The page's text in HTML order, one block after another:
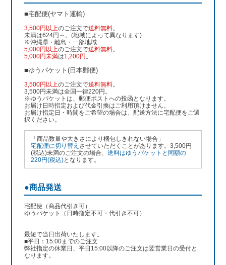
■宅配便(ヤマト運輸)
3,500円以上のご注文で送料無料。
未満は624円～。(地域によって異なります)
※沖縄県・離島・一部地域
5,000円以上のご注文で送料無料。
5,000円未満は1,200円。
■ゆうパケット(日本郵便)
3,500円以上のご注文で送料無料。
3,500円未満は全国一律220円。
※ゆうパケットは、郵便ポストへの投函となります。
お届け日時指定および代金引換はご利用頂けません。
お届け指定日・時間をご希望の場合は、配送方法に宅配便をご選
択ください。
「商品数量や大きさにより梱包しきれない場合」
宅配便に切り替え させていただくことがあります。3,500円
(税込)未満のご注文の場合、送料はゆうパケットと同額の
220円(税込)となります。
●商品発送
宅配便（商品代引き可）
ゆうパケット（日時指定不可・代引き不可）
最短で当日出荷いたします。
■平日：15:00までのご注文
弊社指定の休業日、平日15:00以降のご注文は翌営業日の受付と
なります。